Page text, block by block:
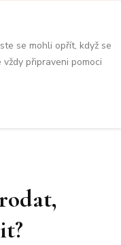
se mohli opřít, když se
připraveni pomoci